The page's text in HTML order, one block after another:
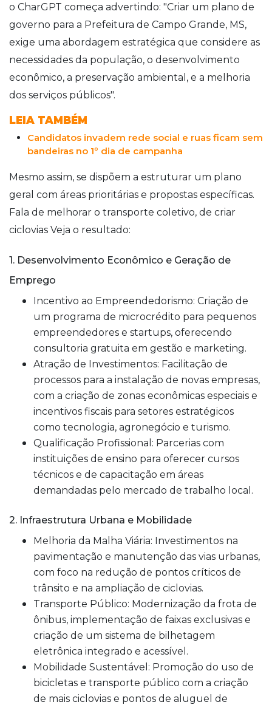
o CharGPT começa advertindo: "Criar um plano de
governo para a Prefeitura de Campo Grande, MS,
exige uma abordagem estratégica que considere as
necessidades da população, o desenvolvimento
econômico, a preservação ambiental, e a melhoria
dos serviços públicos".
LEIA TAMBÉM
Candidatos invadem rede social e ruas ficam sem
bandeiras no 1º dia de campanha
Mesmo assim, se dispõem a estruturar um plano
geral com áreas prioritárias e propostas específicas.
Fala de melhorar o transporte coletivo, de criar
ciclovias Veja o resultado:
1. Desenvolvimento Econômico e Geração de
Emprego
Incentivo ao Empreendedorismo: Criação de
um programa de microcrédito para pequenos
empreendedores e startups, oferecendo
consultoria gratuita em gestão e marketing.
Atração de Investimentos: Facilitação de
processos para a instalação de novas empresas,
com a criação de zonas econômicas especiais e
incentivos fiscais para setores estratégicos
como tecnologia, agronegócio e turismo.
Qualificação Profissional: Parcerias com
instituições de ensino para oferecer cursos
técnicos e de capacitação em áreas
demandadas pelo mercado de trabalho local.
2. Infraestrutura Urbana e Mobilidade
Melhoria da Malha Viária: Investimentos na
pavimentação e manutenção das vias urbanas,
com foco na redução de pontos críticos de
trânsito e na ampliação de ciclovias.
Transporte Público: Modernização da frota de
ônibus, implementação de faixas exclusivas e
criação de um sistema de bilhetagem
eletrônica integrado e acessível.
Mobilidade Sustentável: Promoção do uso de
bicicletas e transporte público com a criação
de mais ciclovias e pontos de aluguel de